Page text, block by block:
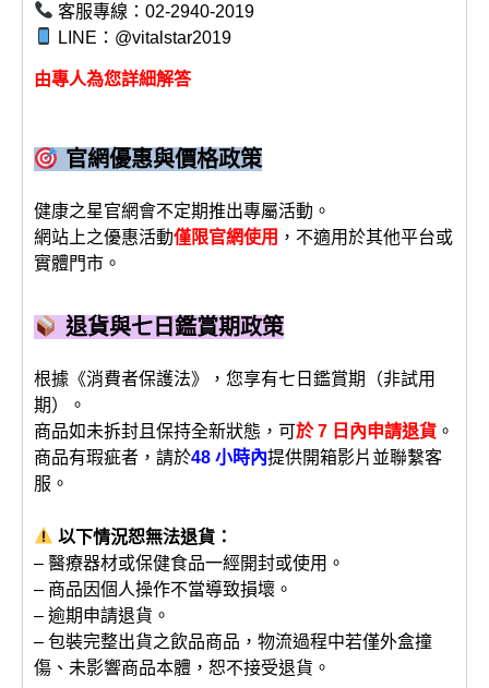
客服專線：02-2940-2019
LINE：@vitalstar2019
由專人為您詳細解答
官網優惠與價格政策
健康之星官網會不定期推出專屬活動。
網站上之優惠活動僅限官網使用 ，不適用於其他平台或
實體門市。
退貨與七日鑑賞期政策
根據《消費者保護法》，您享有七日鑑賞期（非試用
期）。
商品如未拆封且保持全新狀態，可於 7 日內申請退貨 。
商品有瑕疵者，請於48 小時內提供開箱影片並聯繫客
服。
以下情況恕無法退貨：
– 醫療器材或保健食品一經開封或使用。
– 商品因個人操作不當導致損壞。
– 逾期申請退貨。
– 包裝完整出貨之飲品商品，物流過程中若僅外盒撞
傷、未影響商品本體，恕不接受退貨。